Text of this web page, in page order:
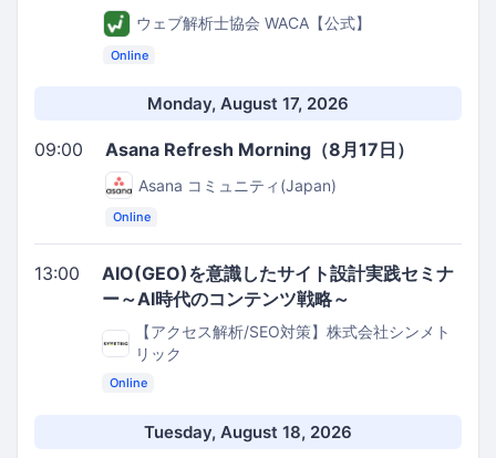
ウェブ解析士協会 WACA【公式】
Online
Monday, August 17, 2026
09:00 Asana Refresh Morning（8月17日）
Asana コミュニティ(Japan)
Online
13:00
AIO(GEO)を意識したサイト設計実践セミナ
ー～AI時代のコンテンツ戦略～
【アクセス解析/SEO対策】株式会社シンメト
リック
Online
Tuesday, August 18, 2026